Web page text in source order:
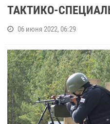
ТАКТИКО-
06 июня 2022, 06:29